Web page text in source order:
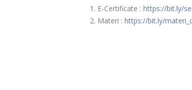
1. E-Certificate : https://bit.ly/
2. Materi : https://bit.ly/